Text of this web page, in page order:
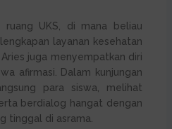
ruang UKS, di mana beliau
layanan kesehatan
juga menyempatkan diri
afirmasi. Dalam kunjungan
para siswa, melihat
berdialog hangat dengan
tinggal di asrama.